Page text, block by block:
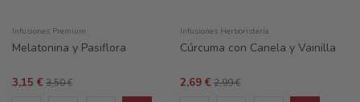
Infusiones Premium
Melatonina y Pasiflora
3,15 € 3,50 €
Infusiones Herboristería
Cúrcuma con Canela y Vainilla
2,69 € 2,99 €